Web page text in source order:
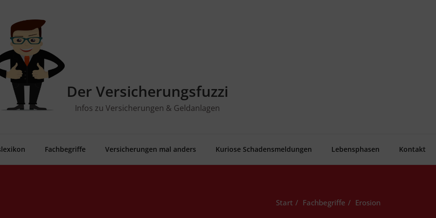
Der Versicherungsfuzzi
Infos zu Versicherungen & Geldanlagen
Fach­be­grif­fe Ver­si­che­run­gen mal anders Kurio­se Schadensmeldungen Lebens­pha­sen Kon­takt
Start Fachbegriffe Ero­si­on